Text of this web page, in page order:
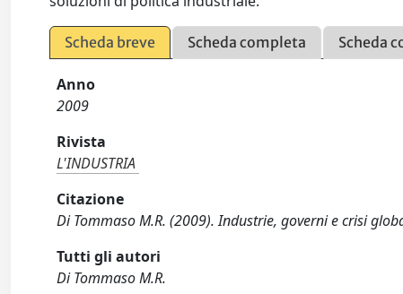
Scheda breve Scheda completa Scheda
Anno
2009
Rivista
L'INDUSTRIA
Citazione
Di Tommaso M.R. (2009). Industrie, governi e crisi
Tutti gli autori
Di Tommaso M.R.